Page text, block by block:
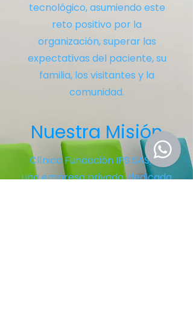
tecnológico, asumiendo este
reto positivo por la
organización, superar las
expectativas del paciente, su
familia, los visitantes y la
comunidad.
Nuestra Misión
Clínica Fundación IPS SAS, es
una empresa privada, dedicada